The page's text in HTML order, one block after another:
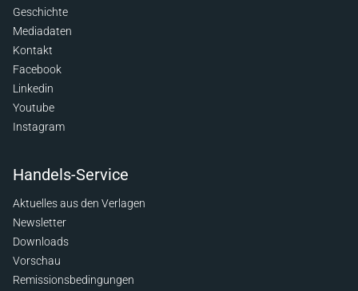
Geschichte
Mediadaten
Kontakt
Facebook
Linkedin
Youtube
Instagram
Handels-Service
Aktuelles aus den Verlagen
Newsletter
Downloads
Vorschau
Remissionsbedingungen